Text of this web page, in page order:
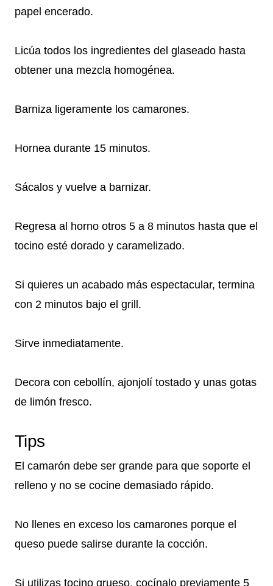
papel encerado.
Licúa todos los ingredientes del glaseado hasta
obtener una mezcla homogénea.
Barniza ligeramente los camarones.
Hornea durante 15 minutos.
Sácalos y vuelve a barnizar.
Regresa al horno otros 5 a 8 minutos hasta que el
tocino esté dorado y caramelizado.
Si quieres un acabado más espectacular, termina
con 2 minutos bajo el grill.
Sirve inmediatamente.
Decora con cebollín, ajonjolí tostado y unas gotas
de limón fresco.
Tips
El camarón debe ser grande para que soporte el
relleno y no se cocine demasiado rápido.
No llenes en exceso los camarones porque el
queso puede salirse durante la cocción.
Si utilizas tocino grueso, cocínalo previamente 5